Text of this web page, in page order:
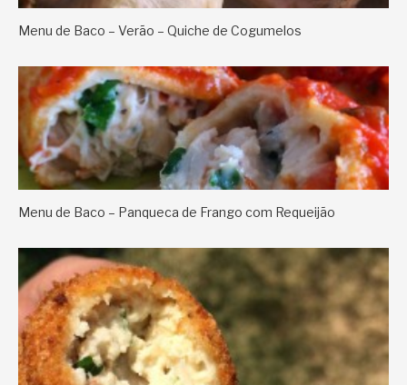
Menu de Baco – Verão – Quiche de Cogumelos
Menu de Baco – Panqueca de Frango com Requeijão